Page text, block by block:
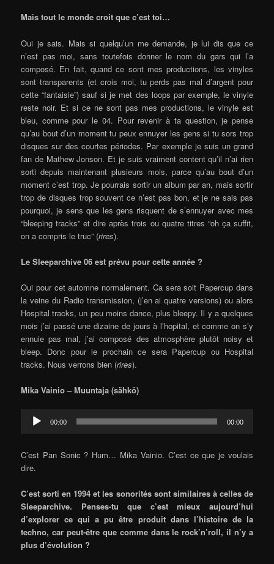
Mais tout le monde croit que c’est toi…
Oui je sais. Mais si quelqu’un me demande, je lui dis que ce
n’est pas moi, sans toutefois donner le nom du gars qui l’a
composé. En fait, quand ce sont mes productions, les vinyles
sont transparents (et crois moi, tu perds pas mal d’argent pour
cette “fantaisie”) sauf si je met des loops par exemple, le vinyle
reste noir. Et si ce ne sont pas mes productions, le vinyle est
bleu, comme pour le 04. Pour revenir à ta question, je pense
qu’au bout d’un moment tu peux ennuyer les gens si tu sors trop
disques sur des courtes périodes. Par exemple je suis un grand
fan de Mathew Jonson. Et je suis vraiment content qu’il n’ai rien
sorti depuis maintenant plusieurs mois, parce qu’au bout d’un
moment c’est trop. Je pourrais sortir un album par an, mais sortir
trop de disques trop souvent ce n’est pas bon, et je ne sais pas
pourquoi, je sens que les gens risquent de s’ennuyer avec mes
“bleeping tracks” et dire après trois ou quatre titres “oh ça suffit,
on a compris le truc” (rires).
Le Sleeparchive 06 est prévu pour cette année ?
Oui pour cet automne normalement. Ca sera soit Papercup dans
la veine du Radio transmission, (j’en ai quatre versions) ou alors
Hospital tracks, un peu moins dance, plus bleepy. Il y a quelques
mois j’ai passé une dizaine de jours à l’hopital, et comme on s’y
ennuie pas mal, j’ai composé des atmosphère plutôt noisy et
bleep. Donc pour le prochain ce sera Papercup ou Hospital
tracks. Nous verrons bien (rires).
Mika Vainio – Muuntaja (sähkö)
Audio
Player
00:00 00:00
C’est Pan Sonic ? Hum… Mika Vainio. C’est ce que je voulais
dire.
C’est sorti en 1994 et les sonorités sont similaires à celles de
Sleeparchive. Penses-tu que c’est mieux aujourd’hui
d’explorer ce qui a pu être produit dans l’histoire de la
techno, car peut-être que comme dans le rock’n’roll, il n’y a
plus d’évolution ?